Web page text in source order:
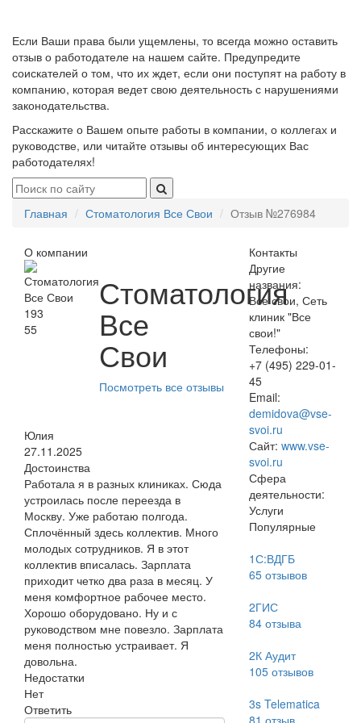
Если Ваши права были ущемлены, то всегда можно оставить
отзыв о работодателе на нашем сайте. Предупредите
соискателей о том, что их ждет, если они поступят на работу в
компанию, которая ведет свою деятельность с нарушениями
законодательства.
Расскажите о Вашем опыте работы в компании, о коллегах и
руководстве, или читайте отзывы об интересующих Вас
работодателях!
Главная Стоматология Все Свои Отзыв №276984
О компании
193
55
Стоматология
Все
Свои
Посмотреть все отзывы
Юлия
27.11.2025
Достоинства
Работала я в разных клиниках. Сюда
устроилась после переезда в
Москву. Уже работаю полгода.
Сплочённый здесь коллектив. Много
молодых сотрудников. Я в этот
коллектив вписалась. Зарплата
приходит четко два раза в месяц. У
меня комфортное рабочее место.
Хорошо оборудовано. Ну и с
руководством мне повезло. Зарплата
меня полностью устраивает. Я
довольна.
Недостатки
Нет
Ответить
Контакты
Другие
названия:
Все свои, Сеть
клиник "Все
свои!"
Телефоны:
+7 (495) 229-01-
45
Email:
demidova@vse-
svoi.ru
Сайт: www.vse-
svoi.ru
Сфера
деятельности:
Услуги
Популярные
1С:ВДГБ
65отзывов
2ГИС
84отзыва
2К Аудит
105отзывов
3s Telematica
81 отзыв